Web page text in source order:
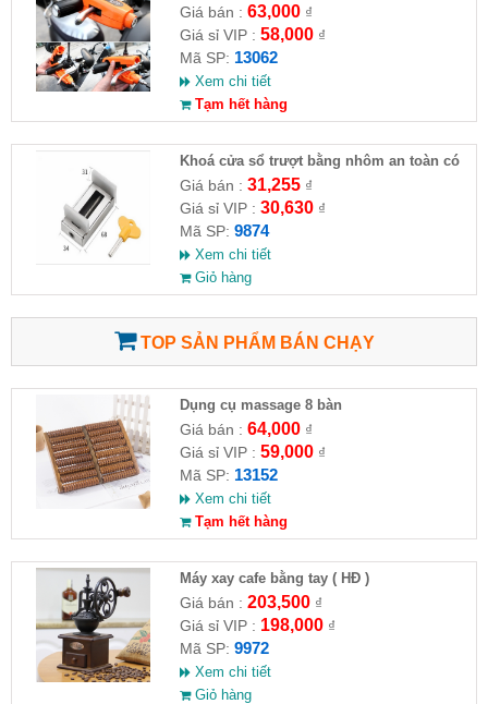
Giá bán : 63,000₫
Giá sỉ VIP : 58,000₫
Mã SP: 13062
Xem chi tiết
Tạm hết hàng
Khoá cửa sổ trượt bằng nhôm an toàn có
chia khoá
Giá bán : 31,255₫
Giá sỉ VIP : 30,630₫
Mã SP: 9874
Xem chi tiết
Giỏ hàng
TOP SẢN PHẨM BÁN CHẠY
Dụng cụ massage 8 bàn
Giá bán : 64,000₫
Giá sỉ VIP : 59,000₫
Mã SP: 13152
Xem chi tiết
Tạm hết hàng
Máy xay cafe bằng tay ( HĐ )
Giá bán : 203,500₫
Giá sỉ VIP : 198,000₫
Mã SP: 9972
Xem chi tiết
Giỏ hàng